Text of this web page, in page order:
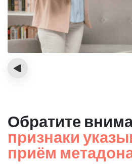
‹
Обратите
признаки
приём